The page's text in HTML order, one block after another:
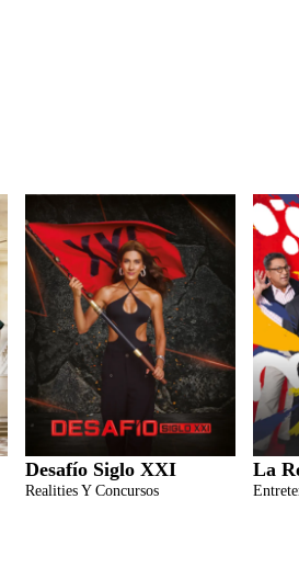
Desafío Siglo XXI
Realities Y Concursos
La